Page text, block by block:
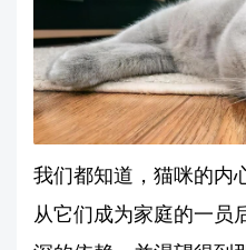
我们都知道，猫咪的内
从它们成为家庭的一员